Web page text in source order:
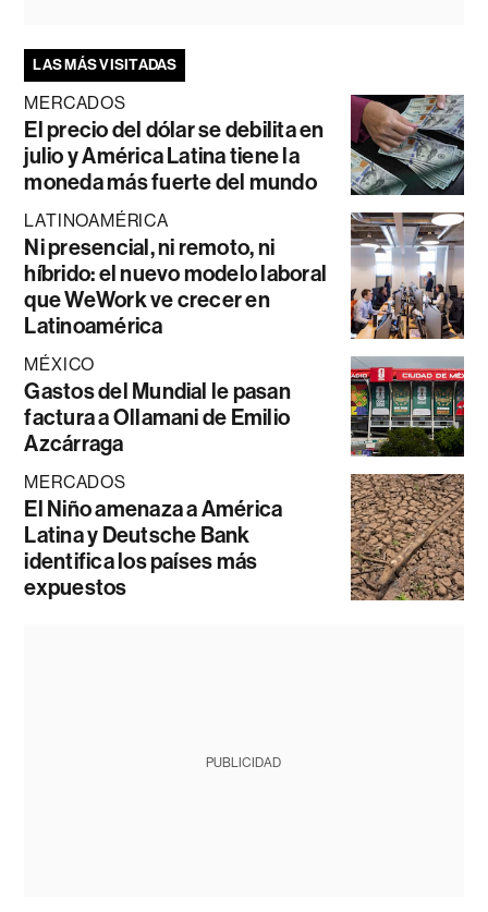
LAS MÁS VISITADAS
MERCADOS
El precio del dólar se debilita en
julio y América Latina tiene la
moneda más fuerte del mundo
LATINOAMÉRICA
Ni presencial, ni remoto, ni
híbrido: el nuevo modelo laboral
que WeWork ve crecer en
Latinoamérica
MÉXICO
Gastos del Mundial le pasan
factura a Ollamani de Emilio
Azcárraga
MERCADOS
El Niño amenaza a América
Latina y Deutsche Bank
identifica los países más
expuestos
PUBLICIDAD